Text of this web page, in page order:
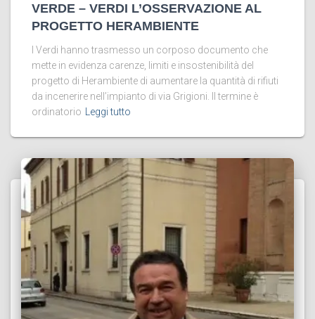
VERDE – VERDI L’OSSERVAZIONE AL
PROGETTO HERAMBIENTE
I Verdi hanno trasmesso un corposo documento che
mette in evidenza carenze, limiti e insostenibilità del
progetto di Herambiente di aumentare la quantità di rifiuti
da incenerire nell’impianto di via Grigioni. Il termine è
ordinatorio Leggi tutto